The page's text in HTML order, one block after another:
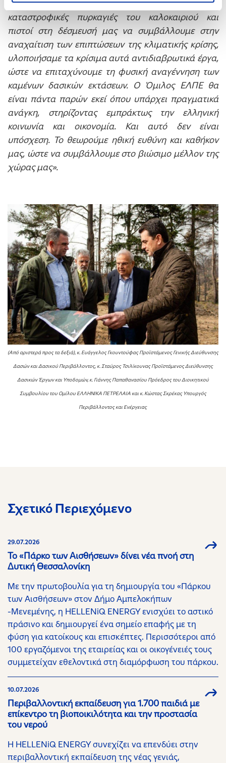
κοινωνιών στις οποίες δραστηριοποιείται. Μετά τις
καταστροφικές πυρκαγιές του καλοκαιριού και
πιστοί στη δέσμευσή μας να συμβάλλουμε στην
αναχαίτιση των επιπτώσεων της κλιματικής κρίσης,
υλοποιήσαμε τα κρίσιμα αυτά αντιδιαβρωτικά έργα,
ώστε να επιταχύνουμε τη φυσική αναγέννηση των
καμένων δασικών εκτάσεων. Ο Όμιλος ΕΛΠΕ θα
είναι πάντα παρών εκεί όπου υπάρχει πραγματικά
ανάγκη, στηρίζοντας εμπράκτως την ελληνική
κοινωνία και οικονομία. Και αυτό δεν είναι
υπόσχεση. Το θεωρούμε ηθική ευθύνη και καθήκον
μας, ώστε να συμβάλλουμε στο βιώσιμο μέλλον της
χώρας μας».
(Από αριστερά προς τα δεξιά), κ. Ευάγγελος Γκουντούφας Προϊστάμενος Γενικής Διεύθυνσης
Δασών και Δασικού Περιβάλλοντος, κ. Σταύρος Τσιλίκουνας Προϊστάμενος Διεύθυνσης
Δασικών Έργων και Υποδομών, κ. Γιάννης Παπαθανασίου Πρόεδρος του Διοικητικού
Συμβουλίου του Ομίλου ΕΛΛΗΝΙΚΑ ΠΕΤΡΕΛΑΙΑ και κ. Κώστας Σκρέκας Υπουργός
Περιβάλλοντος και Ενέργειας
Σχετικό Περιεχόμενο
29.07.2026
Το «Πάρκο των Αισθήσεων» δίνει νέα πνοή στη
Δυτική Θεσσαλονίκη
Με την πρωτοβουλία για τη δημιουργία του «Πάρκου
των Αισθήσεων» στον Δήμο Αμπελοκήπων
-Μενεμένης, η HELLENiQ ENERGY ενισχύει το αστικό
πράσινο και δημιουργεί ένα σημείο επαφής με τη
φύση για κατοίκους και επισκέπτες. Περισσότεροι από
100 εργαζόμενοι της εταιρείας και οι οικογένειές τους
συμμετείχαν εθελοντικά στη διαμόρφωση του πάρκου.
10.07.2026
Περιβαλλοντική εκπαίδευση για 1.700 παιδιά με
επίκεντρο τη βιοποικιλότητα και την προστασία
του νερού
Η HELLENiQ ENERGY συνεχίζει να επενδύει στην
περιβαλλοντική εκπαίδευση της νέας γενιάς,